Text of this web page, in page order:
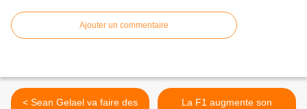
Ajouter un commentaire
< Sean Gelael va faire des
La F1 augmente son